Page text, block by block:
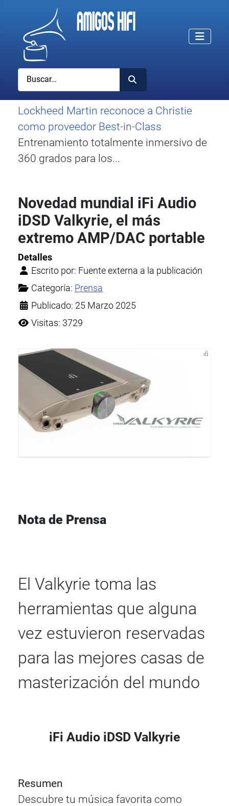
Buscar
Lockheed Martin reconoce a Christie
como proveedor Best-in-Class
Entrenamiento totalmente inmersivo de
360 grados para los...
Novedad mundial iFi Audio
iDSD Valkyrie, el más
extremo AMP/DAC portable
Detalles
Escrito por: Fuente externa a la publicación
Categoría: Prensa
Publicado: 25 Marzo 2025
Visitas: 3729
Nota de Prensa
El Valkyrie toma las
herramientas que alguna
vez estuvieron reservadas
para las mejores casas de
masterización del mundo
iFi Audio iDSD Valkyrie
Resumen
Descubre tu música favorita como